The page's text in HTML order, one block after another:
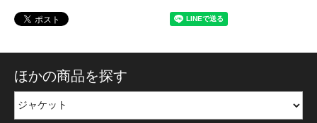
ほかの商品を探す